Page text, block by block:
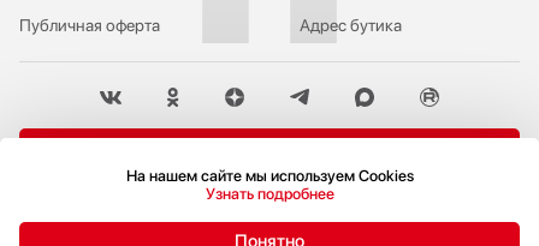
© 2009-2026 Бутик бытовой техники Hausdorf
Публичная оферта
Адрес бутика
Политика конфиденциальности
На нашем сайте мы используем Cookies
Узнать подробнее
Понятно